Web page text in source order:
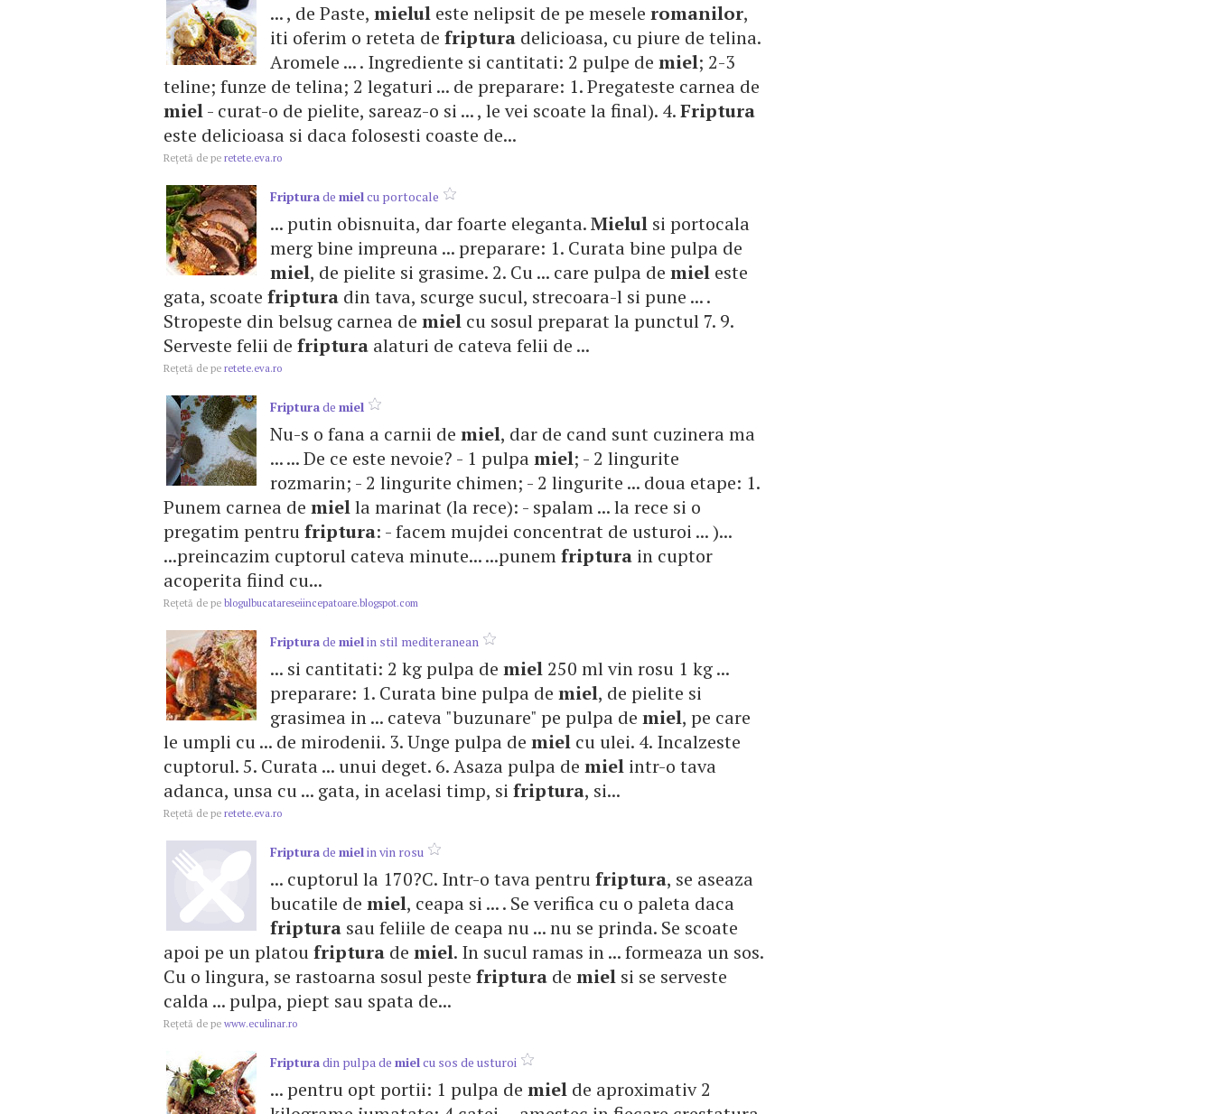
... , de Paste, mielul este nelipsit de pe mesele romanilor,
iti oferim o reteta de friptura delicioasa, cu piure de telina.
Aromele ... . Ingrediente si cantitati: 2 pulpe de miel; 2-3
teline; funze de telina; 2 legaturi ... de preparare: 1. Pregateste carnea de
miel- curat-o de pielite, sareaz-o si ... , le vei scoate la final). 4.Friptura
este delicioasa si daca folosesti coaste de...
Reţetă de pe retete.eva.ro
Fripturade mielcu portocale
... putin obisnuita, dar foarte eleganta.Mielul si portocala
merg bine impreuna ... preparare: 1. Curata bine pulpa de
miel, de pielite si grasime. 2. Cu ... care pulpa de miel este
gata, scoate friptura din tava, scurge sucul, strecoara-l si pune ... .
Stropeste din belsug carnea de miel cu sosul preparat la punctul 7. 9.
Serveste felii de friptura alaturi de cateva felii de ...
Reţetă de pe retete.eva.ro
Fripturade miel
Nu-s o fana a carnii de miel, dar de cand sunt cuzinera ma
... ... De ce este nevoie? - 1 pulpamiel; - 2 lingurite
rozmarin; - 2 lingurite chimen; - 2 lingurite ... doua etape: 1.
Punem carnea de miella marinat (la rece): - spalam ... la rece si o
pregatim pentrufriptura: - facem mujdei concentrat de usturoi ... )...
...preincazim cuptorul cateva minute... ...punemfriptura in cuptor
acoperita fiind cu...
Reţetă de pe blogulbucatareseiincepatoare.blogspot.com
Fripturade mielin stil mediteranean
... si cantitati: 2 kg pulpa de miel 250 ml vin rosu 1 kg ...
preparare: 1. Curata bine pulpa de miel, de pielite si
grasimea in ... cateva "buzunare" pe pulpa de miel, pe care
le umpli cu ... de mirodenii. 3. Unge pulpa de miel cu ulei. 4. Incalzeste
cuptorul. 5. Curata ... unui deget. 6. Asaza pulpa de miel intr-o tava
adanca, unsa cu ... gata, in acelasi timp, si friptura, si...
Reţetă de pe retete.eva.ro
Fripturade mielin vin rosu
... cuptorul la 170?C. Intr-o tava pentrufriptura, se aseaza
bucatile de miel, ceapa si ... . Se verifica cu o paleta daca
friptura sau feliile de ceapa nu ... nu se prinda. Se scoate
apoi pe un platoufriptura de miel. In sucul ramas in ... formeaza un sos.
Cu o lingura, se rastoarna sosul peste friptura de miel si se serveste
calda ... pulpa, piept sau spata de...
Reţetă de pe www.eculinar.ro
Fripturadin pulpa de mielcu sos de usturoi
... pentru opt portii: 1 pulpa de miel de aproximativ 2